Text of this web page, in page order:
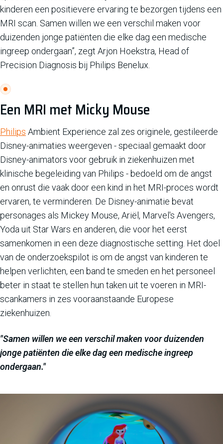
kinderen een positievere ervaring te bezorgen tijdens een
MRI scan. Samen willen we een verschil maken voor
duizenden jonge patiënten die elke dag een medische
ingreep ondergaan”, zegt Arjon Hoekstra, Head of
Precision Diagnosis bij Philips Benelux.
Een MRI met Micky Mouse
Philips Ambient Experience zal zes originele, gestileerde
Disney-animaties weergeven - speciaal gemaakt door
Disney-animators voor gebruik in ziekenhuizen met
klinische begeleiding van Philips - bedoeld om de angst
en onrust die vaak door een kind in het MRI-proces wordt
ervaren, te verminderen. De Disney-animatie bevat
personages als Mickey Mouse, Ariël, Marvel's Avengers,
Yoda uit Star Wars en anderen, die voor het eerst
samenkomen in een deze diagnostische setting. Het doel
van de onderzoekspilot is om de angst van kinderen te
helpen verlichten, een band te smeden en het personeel
beter in staat te stellen hun taken uit te voeren in MRI-
scankamers in zes vooraanstaande Europese
ziekenhuizen.
"Samen willen we een verschil maken voor duizenden
jonge patiënten die elke dag een medische ingreep
ondergaan."